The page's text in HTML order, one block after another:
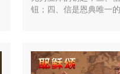
钮；四、信是恩典唯一的